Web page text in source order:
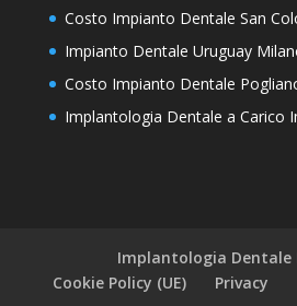
Costo Impianto Dentale San
Impianto Dentale Uruguay
Costo Impianto Dentale
Implantologia Dentale a Carico
Implantologia Dentale
Cookie Policy (UE)
Privacy